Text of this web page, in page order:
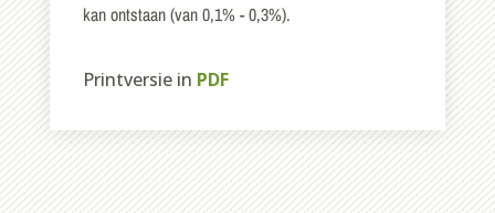
kan ontstaan (van 0,1% - 0,3%).
Printversie in PDF